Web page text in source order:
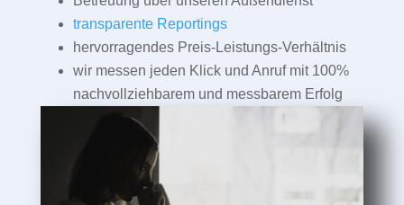
transparente Reportings
hervorragendes Preis-Leistungs-Verhältnis
wir messen jeden Klick und Anruf mit 100%
nachvollziehbarem und messbarem Erfolg